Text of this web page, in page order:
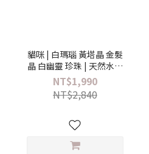
貓咪 | 白瑪瑙 黃塔晶 金髮
晶 白幽靈 珍珠 | 天然水晶
手鍊
NT$1,990
NT$2,840